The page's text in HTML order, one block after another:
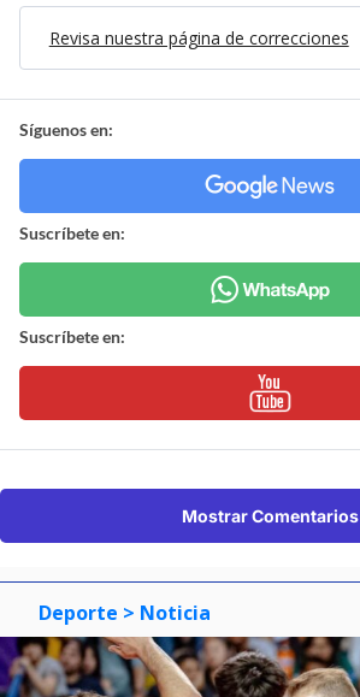
Revisa nuestra página de correcciones
Síguenos en:
Suscríbete en:
Suscríbete en:
Mostrar Comentarios
Deporte > Noticia